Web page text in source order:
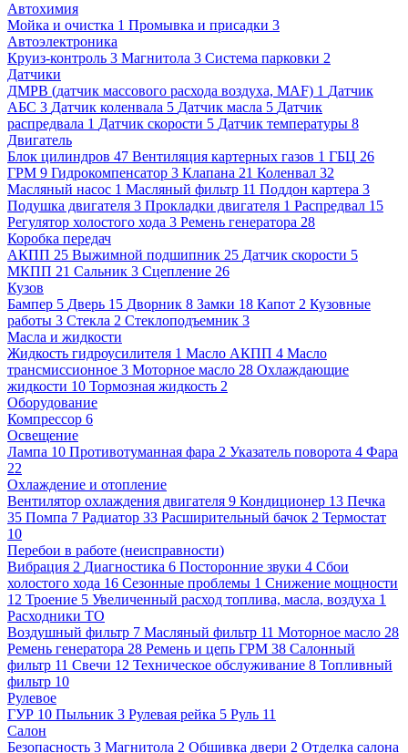
Автохимия
Мойка и очистка 1 Промывка и присадки 3
Автоэлектроника
Круиз-контроль 3 Магнитола 3 Система парковки 2
Датчики
ДМРВ (датчик массового расхода воздуха, MAF) 1 Датчик
АБС 3 Датчик коленвала 5 Датчик масла 5 Датчик
распредвала 1 Датчик скорости 5 Датчик температуры 8
Двигатель
Блок цилиндров 47 Вентиляция картерных газов 1 ГБЦ 26
ГРМ 9 Гидрокомпенсатор 3 Клапана 21 Коленвал 32
Масляный насос 1 Масляный фильтр 11 Поддон картера 3
Подушка двигателя 3 Прокладки двигателя 1 Распредвал 15
Регулятор холостого хода 3 Ремень генератора 28
Коробка передач
АКПП 25 Выжимной подшипник 25 Датчик скорости 5
МКПП 21 Сальник 3 Сцепление 26
Кузов
Бампер 5 Дверь 15 Дворник 8 Замки 18 Капот 2 Кузовные
работы 3 Стекла 2 Стеклоподъемник 3
Масла и жидкости
Жидкость гидроусилителя 1 Масло АКПП 4 Масло
трансмиссионное 3 Моторное масло 28 Охлаждающие
жидкости 10 Тормозная жидкость 2
Оборудование
Компрессор 6
Освещение
Лампа 10 Противотуманная фара 2 Указатель поворота 4 Фара
22
Охлаждение и отопление
Вентилятор охлаждения двигателя 9 Кондиционер 13 Печка
35 Помпа 7 Радиатор 33 Расширительный бачок 2 Термостат
10
Перебои в работе (неисправности)
Вибрация 2 Диагностика 6 Посторонние звуки 4 Сбои
холостого хода 16 Сезонные проблемы 1 Снижение мощности
12 Троение 5 Увеличенный расход топлива, масла, воздуха 1
Расходники ТО
Воздушный фильтр 7 Масляный фильтр 11 Моторное масло 28
Ремень генератора 28 Ремень и цепь ГРМ 38 Салонный
фильтр 11 Свечи 12 Техническое обслуживание 8 Топливный
фильтр 10
Рулевое
ГУР 10 Пыльник 3 Рулевая рейка 5 Руль 11
Салон
Безопасность 3 Магнитола 2 Обшивка двери 2 Отделка салона